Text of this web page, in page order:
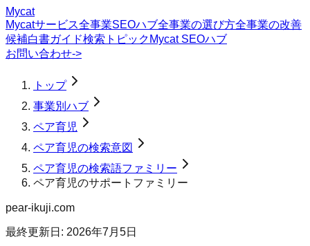
Mycat
Mycatサービス全事業SEOハブ全事業の選び方全事業の改善
候補白書ガイド検索トピック Mycat SEOハブ
お問い合わせ->
トップ
事業別ハブ
ペア育児
ペア育児の検索意図
ペア育児の検索語ファミリー
ペア育児のサポートファミリー
pear-ikuji.com
最終更新日: 2026年7月5日